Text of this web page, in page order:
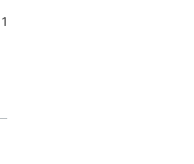
1 متوفر في المخزون